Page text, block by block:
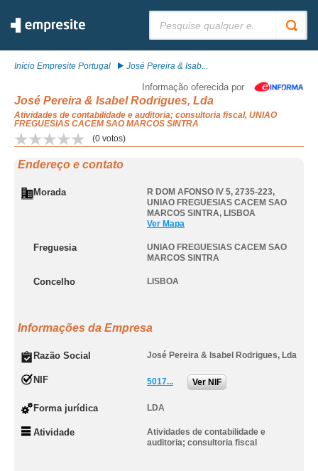
Início Empresite Portugal José Pereira & Isab...
Informação oferecida por
José Pereira & Isabel Rodrigues, Lda
Atividades de contabilidade e auditoria; consultoria fiscal, UNIAO
FREGUESIAS CACEM SAO MARCOS SINTRA
(0 votos)
Endereço e contato
Morada R DOM AFONSO IV 5, 2735-223,
UNIAO FREGUESIAS CACEM SAO
MARCOS SINTRA, LISBOA
Ver Mapa
Freguesia
UNIAO FREGUESIAS CACEM SAO
MARCOS SINTRA
Concelho LISBOA
Informações da Empresa
Razão Social José Pereira & Isabel Rodrigues, Lda
NIF 5017... Ver NIF
Forma jurídica LDA
Atividade
Atividades de contabilidade e
auditoria; consultoria fiscal